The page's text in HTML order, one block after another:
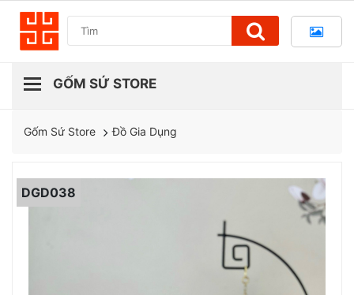
Gốm Sứ Store Đồ Gia Dụng
DGD038